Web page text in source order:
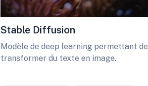
Stable Diffusion
Modèle de deep learning permettant de
transformer du texte en image.